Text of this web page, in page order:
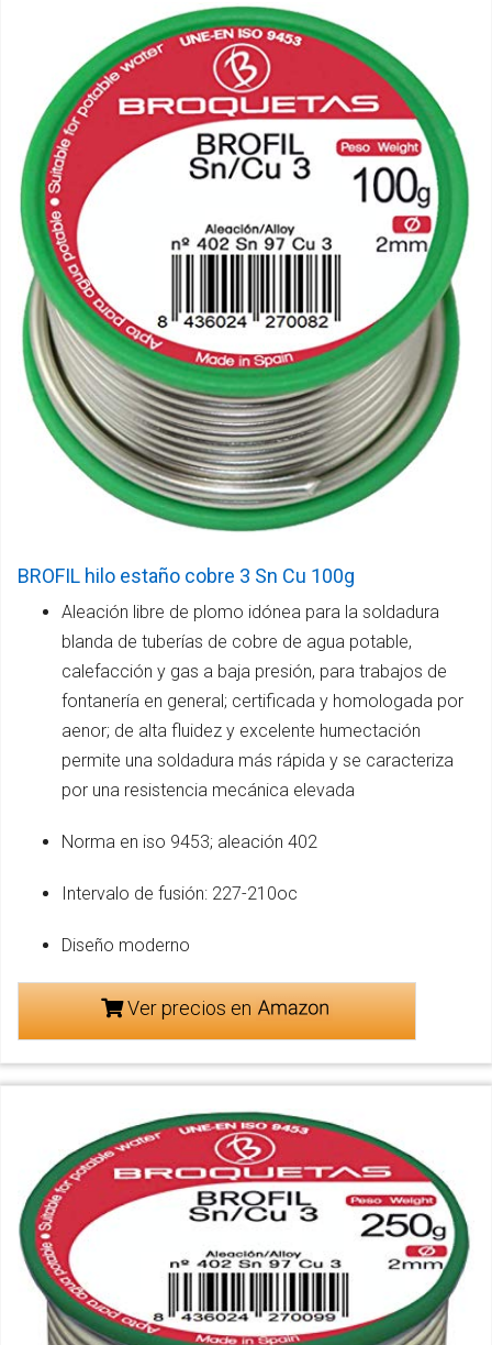
BROFIL hilo estaño cobre 3 Sn Cu 100g
Aleación libre de plomo idónea para la soldadura
blanda de tuberías de cobre de agua potable,
calefacción y gas a baja presión, para trabajos de
fontanería en general; certificada y homologada por
aenor; de alta fluidez y excelente humectación
permite una soldadura más rápida y se caracteriza
por una resistencia mecánica elevada
Norma en iso 9453; aleación 402
Intervalo de fusión: 227-210oc
Diseño moderno
Ver precios en